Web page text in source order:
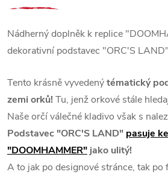
Nádherný doplněk k replice
dekorativní podstavec "ORC'S
Tento krásně vyvedenýtématický
zemi orků!Tu, jenž orkové stále
Naše orčí válečné kladivo však s
Podstavec "ORC'S LAND" pasuje
"DOOMHAMMER" jako ulitý!
A to jak po designové stránce, tak po